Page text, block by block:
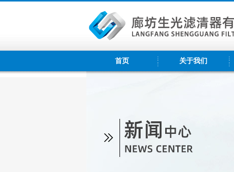
首页 关于我们